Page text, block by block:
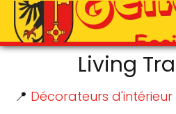
Living
📍 Décorateurs d'intérieur